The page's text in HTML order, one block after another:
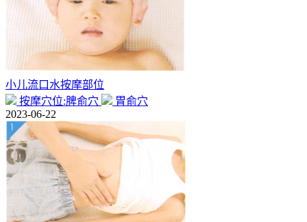
小儿流口水按摩部位
按摩穴位:脾俞穴
胃俞穴
2023-06-22